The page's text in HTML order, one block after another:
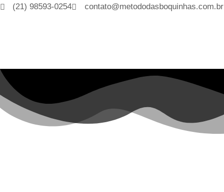
(21) 98593-0254 contato@metododasboquinhas.com.br